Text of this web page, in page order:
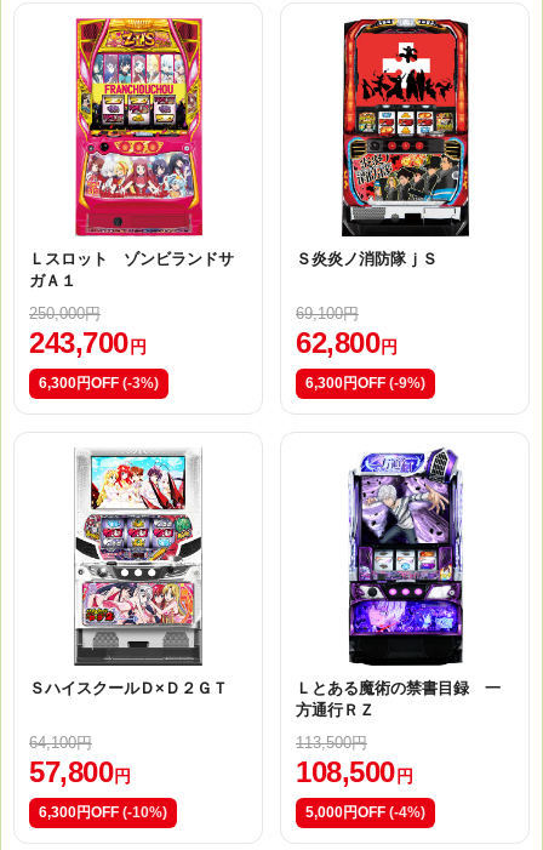
Ｌスロット ゾンビランドサ
ガＡ１
250,000円
243,700 円
6,300円OFF (-3%)
Ｓ炎炎ノ消防隊ｊＳ
69,100円
62,800 円
6,300円OFF (-9%)
ＳハイスクールＤ×Ｄ２ＧＴ
64,100円
57,800 円
6,300円OFF (-10%)
Ｌとある魔術の禁書目録 一
方通行ＲＺ
113,500円
108,500 円
5,000円OFF (-4%)